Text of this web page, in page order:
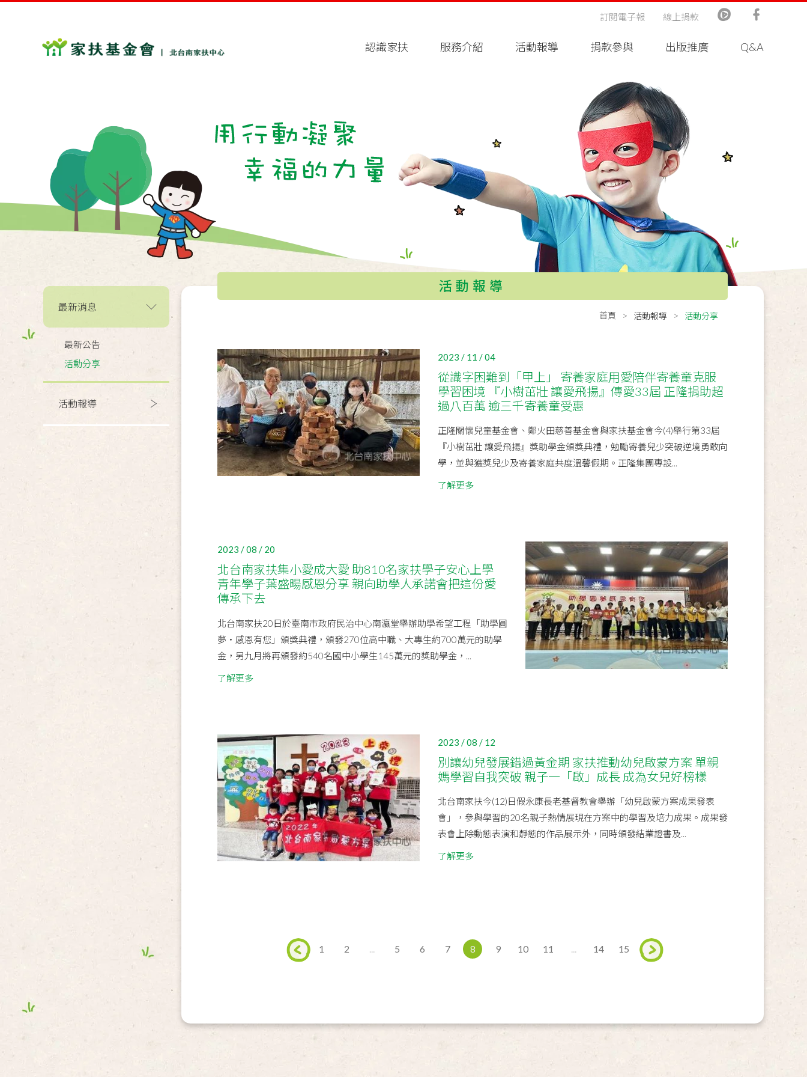
認識家扶 服務介紹 活動報導 捐款參與 出版推廣 Q&A
訂閱電子報 線上捐款
最新消息
最新公告
活動分享
活動報導
活動報導
首頁 活動報導 活動分享
2023 / 11 / 04
從識字困難到「甲上」 寄養家庭用愛陪伴寄養童克服
學習困境 『小樹茁壯 讓愛飛揚』傳愛33屆 正隆捐助超
過八百萬 逾三千寄養童受惠
正隆關懷兒童基金會、鄭火田慈善基金會與家扶基金會今(4)舉行第33屆
『小樹茁壯 讓愛飛揚』獎助學金頒獎典禮，勉勵寄養兒少突破逆境勇敢向
學，並與獲獎兒少及寄養家庭共度溫馨假期。正隆集團專設...
了解更多
2023 / 08 / 20
北台南家扶集小愛成大愛 助810名家扶學子安心上學
青年學子葉盛暘感恩分享 親向助學人承諾會把這份愛
傳承下去
北台南家扶20日於臺南市政府民治中心南瀛堂舉辦助學希望工程「助學圓
夢‧感恩有您」頒獎典禮，頒發270位高中職、大專生約700萬元的助學
金，另九月將再頒發約540名國中小學生145萬元的獎助學金，...
了解更多
2023 / 08 / 12
別讓幼兒發展錯過黃金期 家扶推動幼兒啟蒙方案 單親
媽學習自我突破 親子一「啟」成長 成為女兒好榜樣
北台南家扶今(12)日假永康長老基督教會舉辦「幼兒啟蒙方案成果發表
會」，參與學習的20名親子熱情展現在方案中的學習及培力成果。成果發
表會上除動態表演和靜態的作品展示外，同時頒發結業證書及...
了解更多
1 2 ... 5 6 7 8 9 10 11 ... 14 15